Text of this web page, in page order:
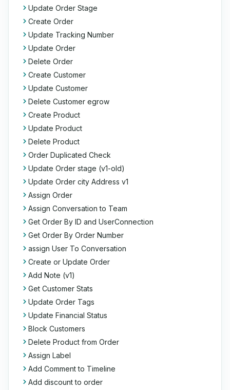
Update Order Stage
Create Order
Update Tracking Number
Update Order
Delete Order
Create Customer
Update Customer
Delete Customer egrow
Create Product
Update Product
Delete Product
Order Duplicated Check
Update Order stage (v1-old)
Update Order city Address v1
Assign Order
Assign Conversation to Team
Get Order By ID and UserConnection
Get Order By Order Number
assign User To Conversation
Create or Update Order
Add Note (v1)
Get Customer Stats
Update Order Tags
Update Financial Status
Block Customers
Delete Product from Order
Assign Label
Add Comment to Timeline
Add discount to order